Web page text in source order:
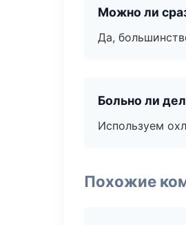
Можно ли
Да,
Больно ли
Используем
Похожие